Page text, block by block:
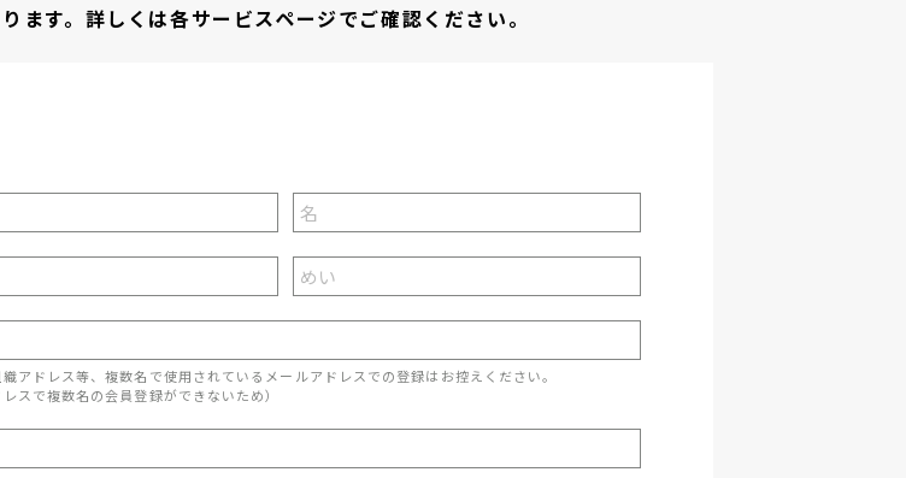
す。詳しくは各サービスページでご確認ください。
アドレス等、複数名で使用されているメールアドレスでの登録はお控えください。
レスで複数名の会員登録ができないため）